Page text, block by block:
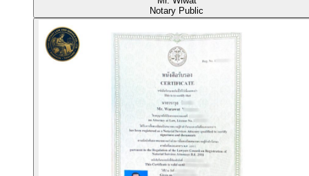
Notary Public